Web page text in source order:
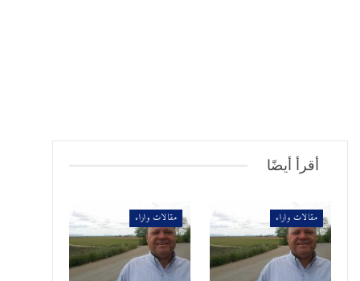
أقرأ أيضًا
مقالات واراء مقالات واراء